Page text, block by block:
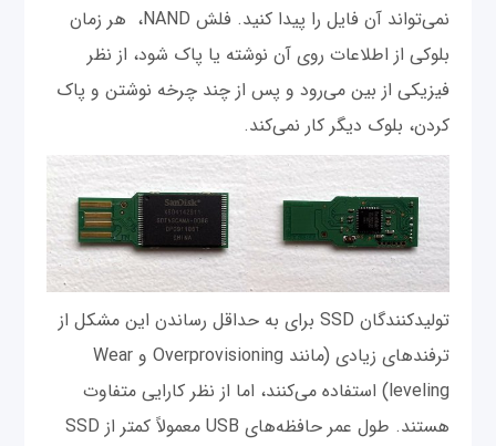
نمی‌تواند آن فایل را پیدا کنید. فلش NAND، هر زمان
بلوکی از اطلاعات روی آن نوشته یا پاک شود، از نظر
فیزیکی از بین می‌رود و پس از چند چرخه نوشتن و پاک
کردن، بلوک دیگر کار نمی‌کند.
تولیدکنندگان SSD برای به حداقل رساندن این مشکل از
ترفندهای زیادی (مانند Overprovisioning و Wear
leveling) استفاده می‌کنند، اما از نظر کارایی متفاوت
هستند. طول عمر حافظه‌های USB معمولاً کمتر از SSD